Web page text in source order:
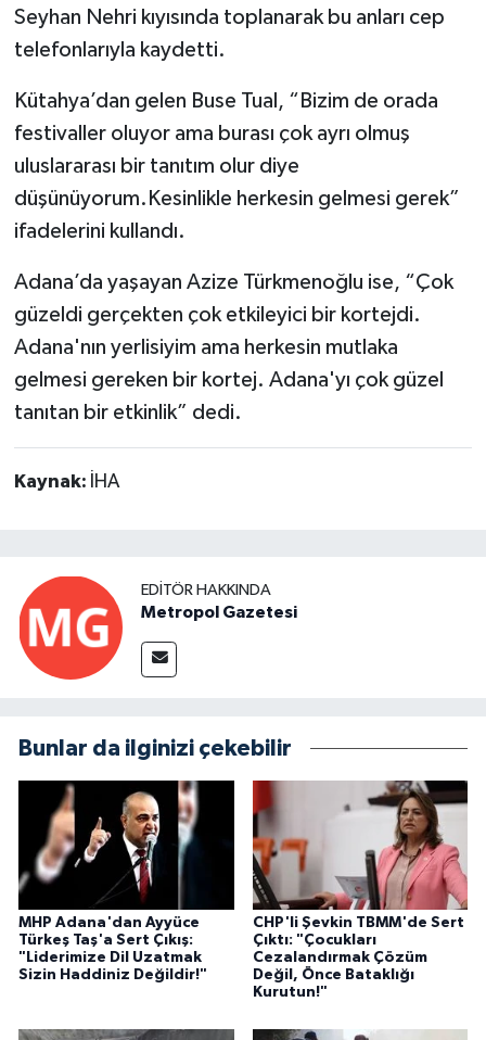
Seyhan Nehri kıyısında toplanarak bu anları cep
telefonlarıyla kaydetti.
Kütahya’dan gelen Buse Tual, “Bizim de orada
festivaller oluyor ama burası çok ayrı olmuş
uluslararası bir tanıtım olur diye
düşünüyorum.Kesinlikle herkesin gelmesi gerek”
ifadelerini kullandı.
Adana’da yaşayan Azize Türkmenoğlu ise, “Çok
güzeldi gerçekten çok etkileyici bir kortejdi.
Adana'nın yerlisiyim ama herkesin mutlaka
gelmesi gereken bir kortej. Adana'yı çok güzel
tanıtan bir etkinlik” dedi.
Kaynak: İHA
EDITÖR HAKKINDA
Metropol Gazetesi
Bunlar da ilginizi çekebilir
MHP Adana'dan Ayyüce
Türkeş Taş'a Sert Çıkış:
"Liderimize Dil Uzatmak
Sizin Haddiniz Değildir!"
CHP'li Şevkin TBMM'de Sert
Çıktı: "Çocukları
Cezalandırmak Çözüm
Değil, Önce Bataklığı
Kurutun!"